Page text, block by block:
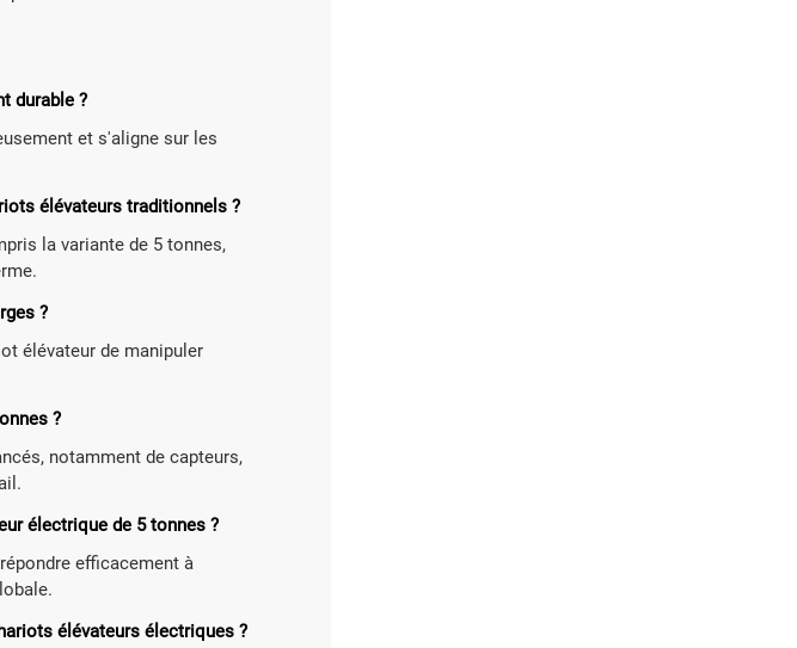
durable ?
et s'aligne sur les
élévateurs traditionnels ?
la variante de 5 tonnes,
?
élévateur de manipuler
?
notamment de capteurs,
électrique de 5 tonnes ?
efficacement à
élévateurs électriques ?